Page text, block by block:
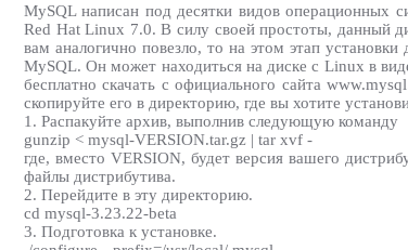
MySQL написан под десятки видов операционных
Red Hat Linux 7.0. В силу своей простоты, данный
вам аналогично повезло, то на этом этап
MySQL. Он может находиться на диске с Linux в
бесплатно скачать с официального сайта
скопируйте его в директорию, где вы хотите
1. Распакуйте архив, выполнив следующую команду
gunzip < mysql-VERSION.tar.gz | tar xvf -
где, вместо VERSION, будет версия вашего
файлы дистрибутива.
2. Перейдите в эту директорию.
cd mysql-3.23.22-beta
3. Подготовка к установке.